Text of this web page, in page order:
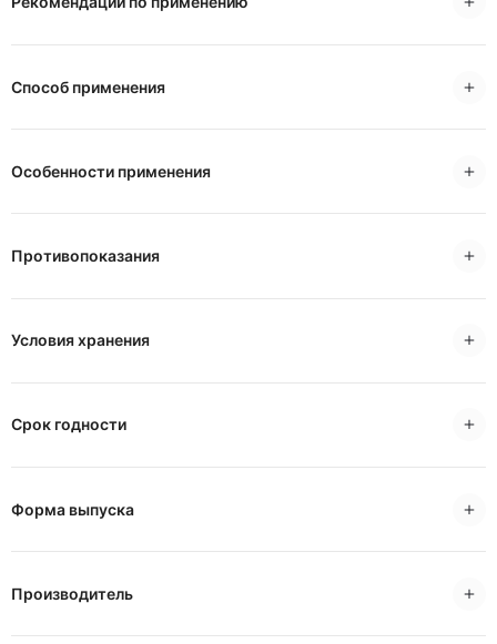
Способ применения
Особенности применения
Противопоказания
Условия хранения
Срок годности
Форма выпуска
Производитель